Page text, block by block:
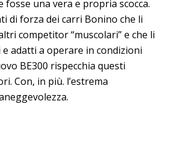
fosse una vera e propria scocca.
di forza dei carri Bonino che li
competitor “muscolari” e che li
adatti a operare in condizioni
BE300 rispecchia questi
Con, in più. l’estrema